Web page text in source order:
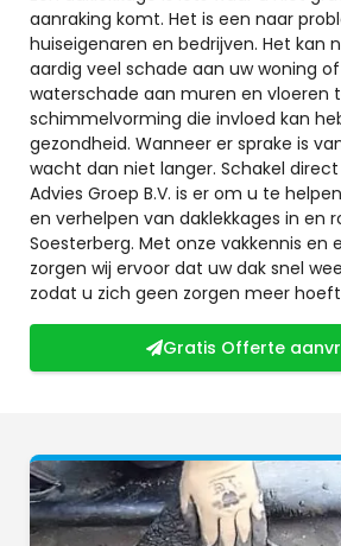
aanraking komt. Het is een naar
huiseigenaren en bedrijven. Het kan
aardig veel schade aan uw woning
waterschade aan muren en vloeren
schimmelvorming die invloed kan
gezondheid. Wanneer er sprake is
wacht dan niet langer. Schakel direct
Advies Groep B.V. is er om u te
en verhelpen van daklekkages in en
Soesterberg. Met onze vakkennis en
zorgen wij ervoor dat uw dak snel
zodat u zich geen zorgen meer
Gratis Offerte